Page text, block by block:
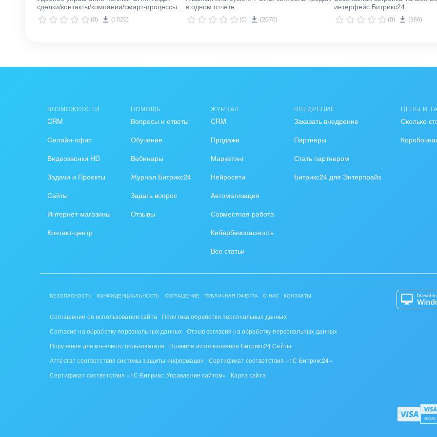
сделки/контакты/компании/смарт-процессы/
счета
(0) (1020)
в одном отчёте.
(0) (2070)
интерфейс Битрикс24.
(0) (366)
ВОЗМОЖНОСТИ
CRM
Онлайн-офис
Видеозвонки HD
Задачи и Проекты
Сайты
Интернет-магазины
Контакт-центр
ПОМОЩЬ
Вопросы и ответы
Обучение
Вебинары
Журнал Битрикс24
Задать вопрос
Отзывы
ЖУРНАЛ
CRM
Продажи
Маркетинг
Нейросети
Автоматизация
Совместная работа
Кибербезопасность
Все статьи
ВНЕДРЕНИЕ
Заказать внедрение
Партнеры
Стать партнером
Битрикс24 для Энтерпрайз
ЦЕНЫ И
Сколько
БЕЗОПАСНОСТЬ КОНФИДЕНЦИАЛЬНОСТЬ СОГЛАШЕНИЕ ПУБЛИЧНАЯ ОФЕРТА О НАС КОНТАКТЫ
Соглашение об использовании сайта
Политика обработки персональных данных
Согласие на обработку персональных данных Отзыв согласия на обработку персональных данных
Поручение для конечного пользователя
Правила использования Битрикс24 Сайты
Аттестат соответствия системы защиты информации
Сертификат соответствия «1С-Битрикс24»
Сертификат соответствия «1С-Битрикс: Управление сайтом»
Карта сайта